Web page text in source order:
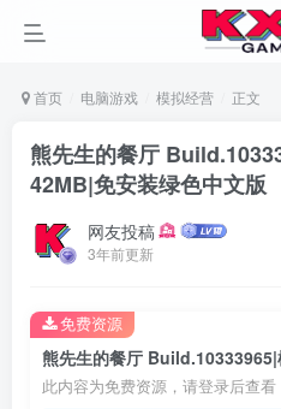
首页 电脑游戏 模拟经营 正文
熊先生的餐厅
42MB|免安装绿色中文版
网友投稿
3年前更新
此内容为免费资源，请登录后查看
免费资源